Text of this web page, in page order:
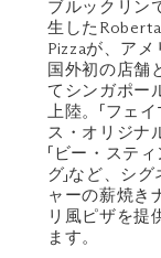
ブルックリン
生した
Pizzaが、アメ
国外初の店舗
てシンガポー
上陸。「フェ
ス・オリジナ
「ビー・ステ
グ」など、シグ
ャーの薪焼き
リ風ピザを提
ます。